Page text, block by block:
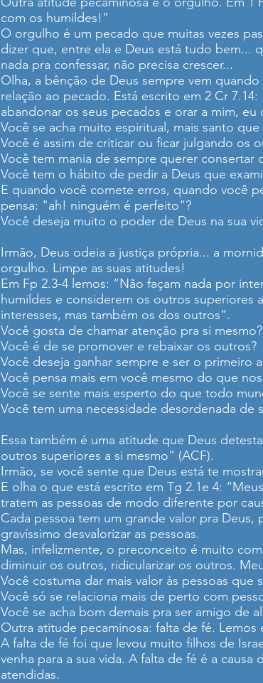
com os humildes!”
O orgulho é um pecado que muitas vezes
dizer que, entre ela e Deus está tudo bem...
nada pra confessar, não precisa crescer...
Olha, a bênção de Deus sempre vem
relação ao pecado. Está escrito em 2 Cr
abandonar os seus pecados e orar a mim, eu
Você se acha muito espiritual, mais santo
Você é assim de criticar ou ficar julgando os
Você tem mania de sempre querer consertar
Você tem o hábito de pedir a Deus que
E quando você comete erros, quando você
pensa: "ah! ninguém é perfeito"?
Você deseja muito o poder de Deus na sua
Irmão, Deus odeia a justiça própria... a
orgulho. Limpe as suas atitudes!
Em Fp 2.3-4 lemos: “Não façam nada por
humildes e considerem os outros
interesses, mas também os dos outros”.
Você gosta de chamar atenção pra si mesmo?
Você é de se promover e rebaixar os outros?
Você deseja ganhar sempre e ser o primeiro
Você pensa mais em você mesmo do que
Você se sente mais esperto do que todo
Você tem uma necessidade desordenada
Essa também é uma atitude que Deus
outros superiores a si mesmo” (ACF).
Irmão, se você sente que Deus está te
E olha o que está escrito em Tg 2.1e 4:
tratem as pessoas de modo diferente por
Cada pessoa tem um grande valor pra
gravíssimo desvalorizar as pessoas.
Mas, infelizmente, o preconceito é muito
diminuir os outros, ridicularizar os outros.
Você costuma dar mais valor às pessoas que
Você só se relaciona mais de perto com
Você se acha bom demais pra ser amigo de
Outra atitude pecaminosa: falta de fé.
A falta de fé foi que levou muito filhos de
venha para a sua vida. A falta de fé é a
atendidas.